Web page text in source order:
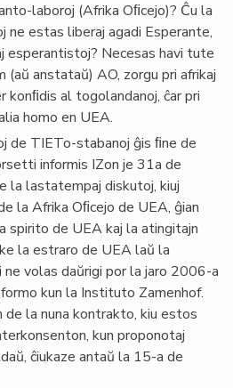
laboroj (Afrika Oﬁcejo)? Ĉu la
ne estas liberaj agadi Esperante,
esperantistoj? Necesas havi tute
(aŭ anstataŭ) AO, zorgu pri afrikaj
konﬁdis al togolandanoj, ĉar pri
homo en UEA.
de TIETo-stabanoj ĝis ﬁne de
informis IZon je 31a de
la lastatempaj diskutoj, kiuj
la Afrika Oﬁcejo de UEA, ĝian
spirito de UEA kaj la atingitajn
la estraro de UEA laŭ la
volas daŭrigi por la jaro 2006-a
kun la Instituto Zamenhof.
la nuna kontrakto, kiu estos
kun proponotaj
ĉiukaze antaŭ la 15-a de